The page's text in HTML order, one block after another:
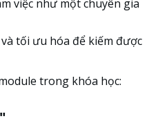
việc như một chuyên gia
tối ưu hóa để kiếm được
trong khóa học: